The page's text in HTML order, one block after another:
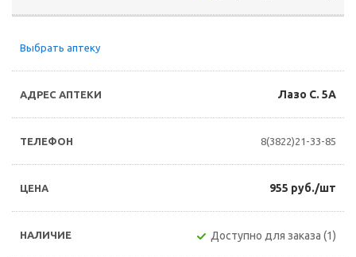
Выбрать аптеку
Лазо С. 5А
8(3822)21-33-85
955 руб./шт
Доступно для заказа (1)